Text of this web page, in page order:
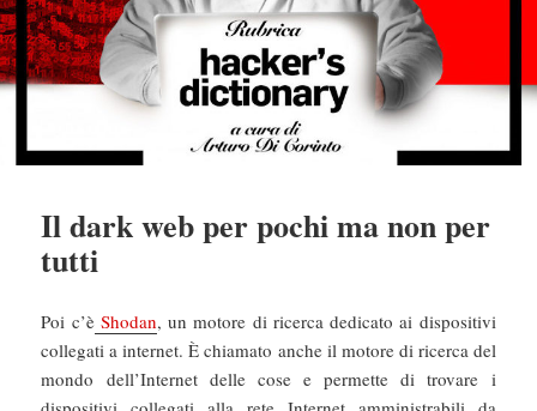
Il dark web per pochi ma non per
tutti
Poi c’èShodan, un motore di ricerca dedicato ai dispositivi
collegati a internet. È chiamato anche il motore di ricerca del
mondo dell’Internet delle cose e permette di trovare i